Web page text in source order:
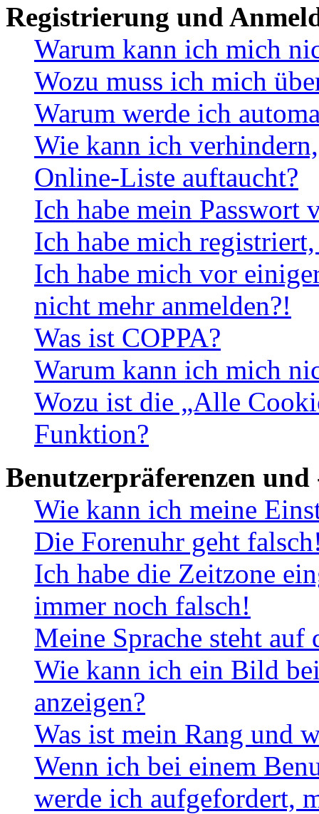
Registrierung und
Warum kann ich mich
Wozu muss ich mich
Warum werde ich
Wie kann ich
Online-Liste auftaucht?
Ich habe mein Passwort
Ich habe mich
Ich habe mich vor
nicht mehr anmelden?!
Was ist COPPA?
Warum kann ich mich
Wozu ist die „Alle
Funktion?
Benutzerpräferenzen und
Wie kann ich meine
Die Forenuhr geht
Ich habe die Zeitzone
immer noch falsch!
Meine Sprache steht
Wie kann ich ein Bild
anzeigen?
Was ist mein Rang und
Wenn ich bei einem
werde ich aufgefordert,